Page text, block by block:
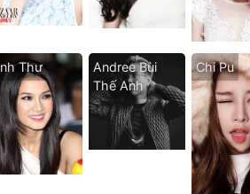
Thư
Andree Bùi
Thế Anh
Chi Pu